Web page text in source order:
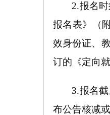
2.报名
报名表》
（
效身份证、
订的《定向
3.报名
布公告核减